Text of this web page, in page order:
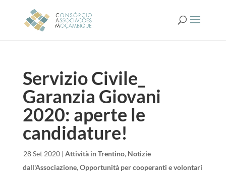
Servizio Civile_
Garanzia Giovani
2020: aperte le
candidature!
28 Set 2020| Attività in Trentino, Notizie
dall'Associazione, Opportunità per cooperanti e volontari